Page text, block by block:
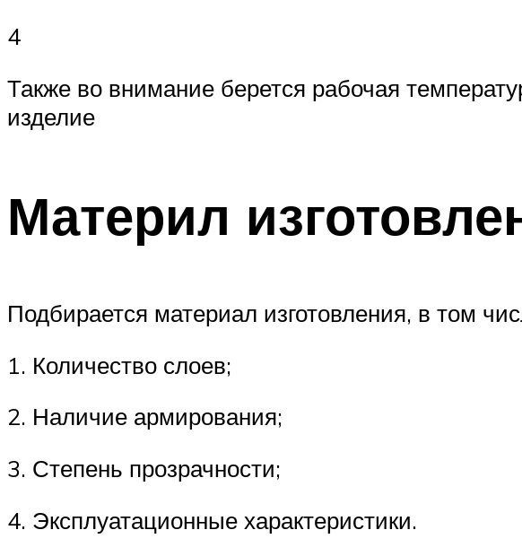
4
Также во внимание берется рабочая
изделие
Материл
Подбирается материал изготовления, в том
1. Количество слоев;
2. Наличие армирования;
3. Степень прозрачности;
4. Эксплуатационные характеристики.